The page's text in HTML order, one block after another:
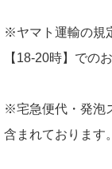
※ヤマト運輸の規
【18-20時】での
※宅急便代・発泡
含まれております。